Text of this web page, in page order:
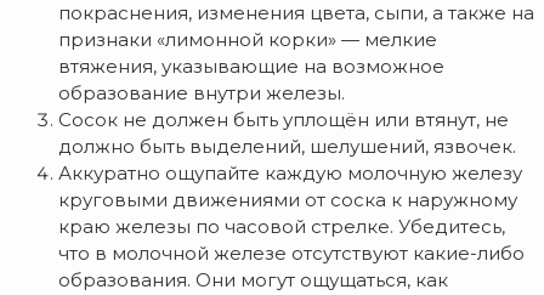
покраснения, изменения цвета, сыпи, а также на
признаки «лимонной корки» — мелкие
втяжения, указывающие на возможное
образование внутри железы.
Сосок не должен быть уплощён или втянут, не
должно быть выделений, шелушений, язвочек.
Аккуратно ощупайте каждую молочную железу
круговыми движениями от соска к наружному
краю железы по часовой стрелке. Убедитесь,
что в молочной железе отсутствуют какие-либо
образования. Они могут ощущаться, как